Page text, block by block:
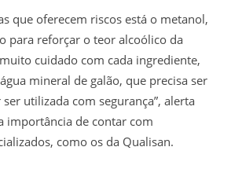
que oferecem riscos está o metanol,
para reforçar o teor alcoólico da
cuidado com cada ingrediente,
mineral de galão, que precisa ser
utilizada com segurança”, alerta
importância de contar com
como os da Qualisan.